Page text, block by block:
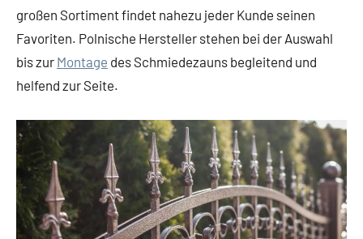
großen Sortiment findet nahezu jeder Kunde seinen
Favoriten. Polnische Hersteller stehen bei der Auswahl
bis zur Montage des Schmiedezauns begleitend und
helfend zur Seite.